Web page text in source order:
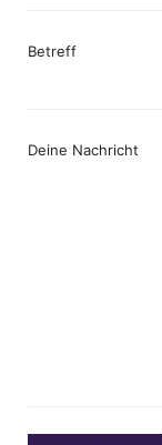
Betreff
Deine Nachricht